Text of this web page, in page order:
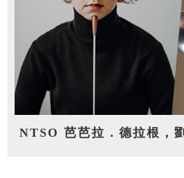
NTSO 芭芭拉．德拉根，